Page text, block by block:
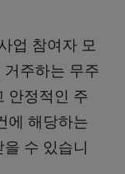
업 참여자 모
주하는 무주
안정적인 주
에 해당하는
수 있습니